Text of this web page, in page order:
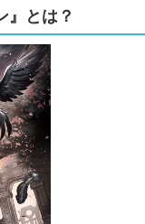
』とは？